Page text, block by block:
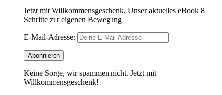
Jetzt mit Willkommensgeschenk. Unser aktuelles eBook 8
Schritte zur eigenen Bewegung
E-Mail-Adresse:
Keine Sorge, wir spammen nicht. Jetzt mit
Willkommensgeschenk!